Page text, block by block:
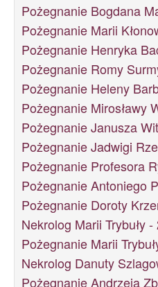
Pożegnanie Bogdana
Pożegnanie Marii
Pożegnanie Henryka
Pożegnanie Romy
Pożegnanie Heleny
Pożegnanie Mirosławy
Pożegnanie Janusza
Pożegnanie Jadwigi
Pożegnanie Profesora
Pożegnanie Antoniego
Pożegnanie Doroty
Nekrolog Marii Trybuły -
Pożegnanie Marii
Nekrolog Danuty
Pożegnanie Andrzeja